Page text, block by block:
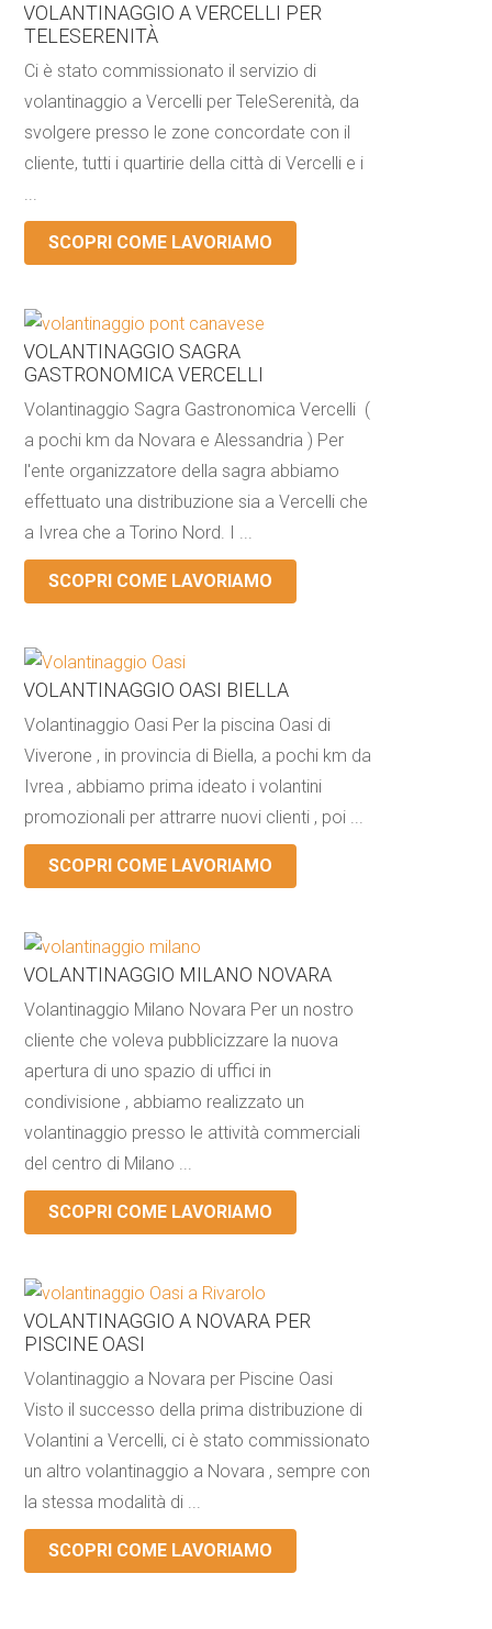
VOLANTINAGGIO A VERCELLI PER
TELESERENITÀ
Ci è stato commissionato il servizio di
volantinaggio a Vercelli per TeleSerenità, da
svolgere presso le zone concordate con il
cliente, tutti i quartirie della città di Vercelli e i
...
SCOPRI COME LAVORIAMO
VOLANTINAGGIO SAGRA
GASTRONOMICA VERCELLI
Volantinaggio Sagra Gastronomica Vercelli (
a pochi km da Novara e Alessandria ) Per
l'ente organizzatore della sagra abbiamo
effettuato una distribuzione sia a Vercelli che
a Ivrea che a Torino Nord. I ...
SCOPRI COME LAVORIAMO
VOLANTINAGGIO OASI BIELLA
Volantinaggio Oasi Per la piscina Oasi di
Viverone , in provincia di Biella, a pochi km da
Ivrea , abbiamo prima ideato i volantini
promozionali per attrarre nuovi clienti , poi ...
SCOPRI COME LAVORIAMO
VOLANTINAGGIO MILANO NOVARA
Volantinaggio Milano Novara Per un nostro
cliente che voleva pubblicizzare la nuova
apertura di uno spazio di uffici in
condivisione , abbiamo realizzato un
volantinaggio presso le attività commerciali
del centro di Milano ...
SCOPRI COME LAVORIAMO
VOLANTINAGGIO A NOVARA PER
PISCINE OASI
Volantinaggio a Novara per Piscine Oasi
Visto il successo della prima distribuzione di
Volantini a Vercelli, ci è stato commissionato
un altro volantinaggio a Novara , sempre con
la stessa modalità di ...
SCOPRI COME LAVORIAMO